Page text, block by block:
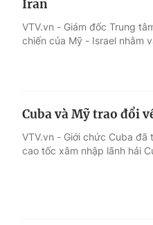
Thế giới đó đây
Câu chuyện quốc tế
Iran
VTV.vn - Giám đốc Trung
chiến của Mỹ - Israel nhằm
Cuba và Mỹ trao đổi
VTV.vn - Giới chức Cuba
cao tốc xâm nhập lãnh hải